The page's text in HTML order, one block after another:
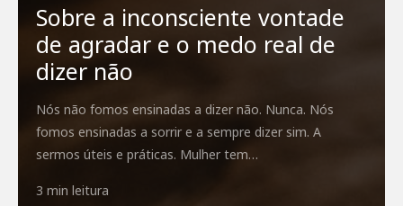
Sobre a inconsciente vontade
de agradar e o medo real de
dizer não
Nós não fomos ensinadas a dizer não. Nunca. Nós
fomos ensinadas a sorrir e a sempre dizer sim. A
sermos úteis e práticas. Mulher tem…
3 min leitura